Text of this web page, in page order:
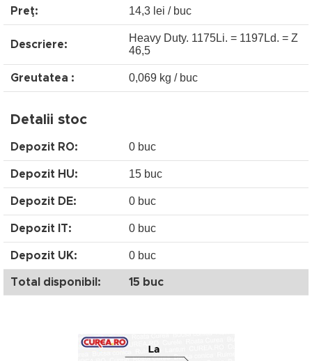
Preţ: 14,3 lei / buc
Descriere:
Heavy Duty. 1175Li. = 1197Ld. = Z
46,5
Greutatea : 0,069 kg / buc
Detalii stoc
Depozit RO: 0 buc
Depozit HU: 15 buc
Depozit DE: 0 buc
Depozit IT: 0 buc
Depozit UK: 0 buc
Total disponibil: 15 buc